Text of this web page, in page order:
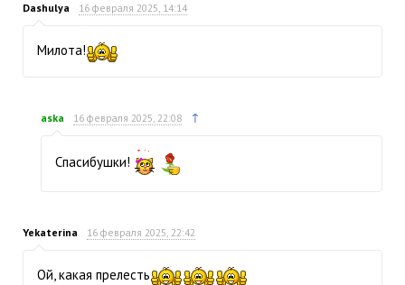
Dashulya 16 февраля 2025, 14:14
Милота!
aska 16 февраля 2025, 22:08 ↑
Спасибушки!
Yekaterina 16 февраля 2025, 22:42
Ой, какая прелесть